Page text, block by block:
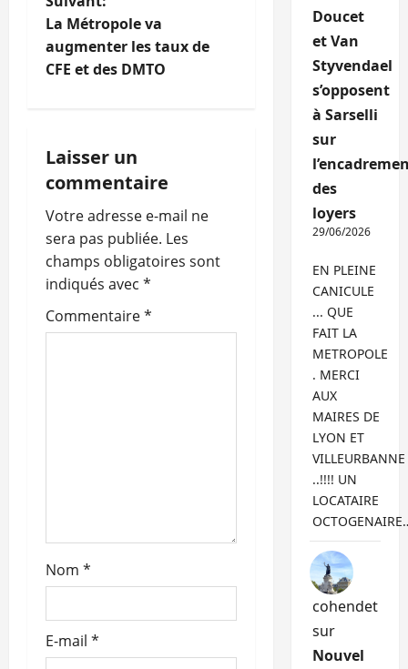
i
g
t
i
o
n
d
’
l
La Métropole va
augmenter les taux de
CFE et des DMTO
Laisser un
commentaire
Votre adresse e-mail ne
sera pas publiée. Les
champs obligatoires sont
indiqués avec *
Commentaire*
Nom *
E-mail *
Doucet
et Van
Styvendael
s’opposent
à Sarselli
sur
des
loyers
29/06/2026
EN PLEINE
CANICULE
... QUE
FAIT LA
METROPOLE
. MERCI
AUX
MAIRES DE
LYON ET
VILLEURBANNE
..!!!! UN
LOCATAIRE
cohendet
sur
Nouvel